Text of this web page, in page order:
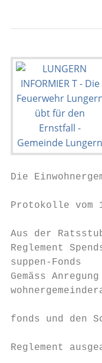
Die
Protokolle
Aus der
Reglement
suppen-
Gemäss
fonds und
Reglement